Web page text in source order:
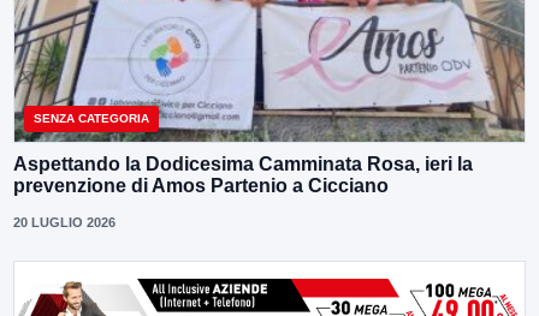
SENZA CATEGORIA
Aspettando la Dodicesima Camminata Rosa, ieri la
prevenzione di Amos Partenio a Cicciano
20 LUGLIO 2026